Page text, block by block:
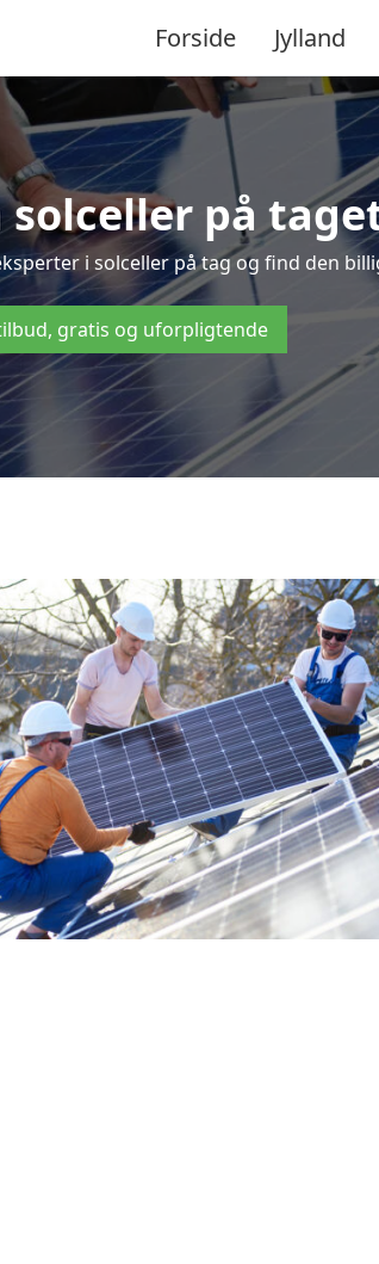
Forside Jylland
på
i solceller på tag og find den
gratis og uforpligtende